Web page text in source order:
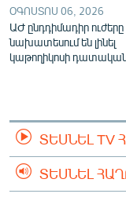
ՕԳՈՍՏՈՍ 06, 2026
ԱԺ ընդդիմադիր
նախատեսում են լինել
կաթողիկոսի
ՏԵՍՆԵԼ TV
ՏԵՍՆԵԼ